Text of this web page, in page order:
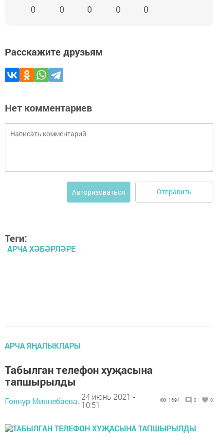
0 0 0 0 0
Расскажите друзьям
Нет комментариев
Авторизоваться Отправить
Теги:
АРЧА ХӘБӘРЛӘРЕ
АРЧА ЯҢАЛЫКЛАРЫ
Табылган телефон хуҗасына
тапшырылды
Гөлнур Миннебаева, 24 июнь 2021 -
10:51
1691 0 0